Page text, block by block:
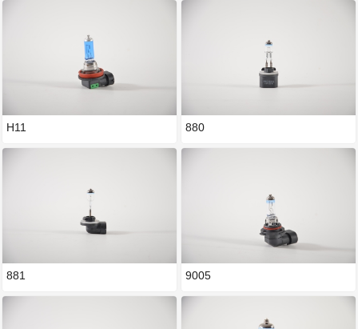
H11
881
880
9005